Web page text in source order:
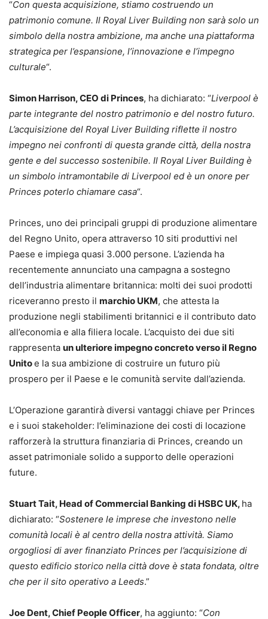
“Con questa acquisizione, stiamo costruendo un
patrimonio comune. Il Royal Liver Building non sarà solo un
simbolo della nostra ambizione, ma anche una piattaforma
strategica per l’espansione, l’innovazione e l’impegno
culturale“.
Simon Harrison, CEO di Princes, ha dichiarato: “Liverpool è
parte integrante del nostro patrimonio e del nostro futuro.
L’acquisizione del Royal Liver Building riflette il nostro
impegno nei confronti di questa grande città, della nostra
gente e del successo sostenibile. Il Royal Liver Building è
un simbolo intramontabile di Liverpool ed è un onore per
Princes poterlo chiamare casa“.
Princes, uno dei principali gruppi di produzione alimentare
del Regno Unito, opera attraverso 10 siti produttivi nel
Paese e impiega quasi 3.000 persone. L’azienda ha
recentemente annunciato una campagna a sostegno
dell’industria alimentare britannica: molti dei suoi prodotti
riceveranno presto il marchio UKM, che attesta la
produzione negli stabilimenti britannici e il contributo dato
all’economia e alla filiera locale. L’acquisto dei due siti
rappresenta un ulteriore impegno concreto verso il Regno
Unitoe la sua ambizione di costruire un futuro più
prospero per il Paese e le comunità servite dall’azienda.
L’Operazione garantirà diversi vantaggi chiave per Princes
e i suoi stakeholder: l’eliminazione dei costi di locazione
rafforzerà la struttura finanziaria di Princes, creando un
asset patrimoniale solido a supporto delle operazioni
future.
Stuart Tait, Head of Commercial Banking di HSBC UK, ha
dichiarato: “Sostenere le imprese che investono nelle
comunità locali è al centro della nostra attività. Siamo
orgogliosi di aver finanziato Princes per l’acquisizione di
questo edificio storico nella città dove è stata fondata, oltre
che per il sito operativo a Leeds.”
Joe Dent, Chief People Officer, ha aggiunto: “Con